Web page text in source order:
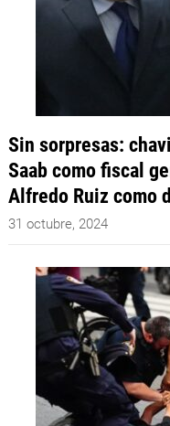
Sin sorpresas:
Saab como fiscal
Alfredo Ruiz como
31 octubre, 2024